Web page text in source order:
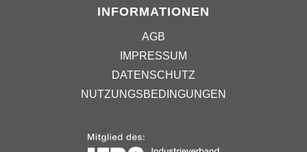
INFORMATIONEN
AGB
IMPRESSUM
DATENSCHUTZ
NUTZUNGSBEDINGUNGEN